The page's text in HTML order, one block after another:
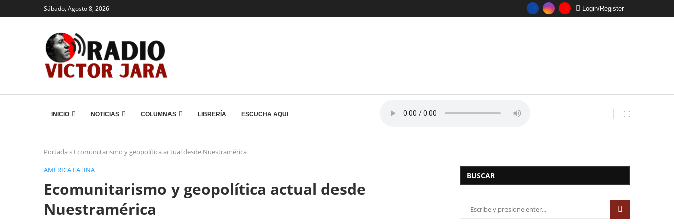
Sábado, Agosto 8, 2026 Login/Register
INICIO NOTICIAS COLUMNAS LIBRERÍA ESCUCHA AQUI
Portada » Ecomunitarismo y geopolítica actual desde Nuestramérica
AMÉRICA LATINA
Ecomunitarismo y geopolítica actual desde
Nuestramérica
BUSCAR